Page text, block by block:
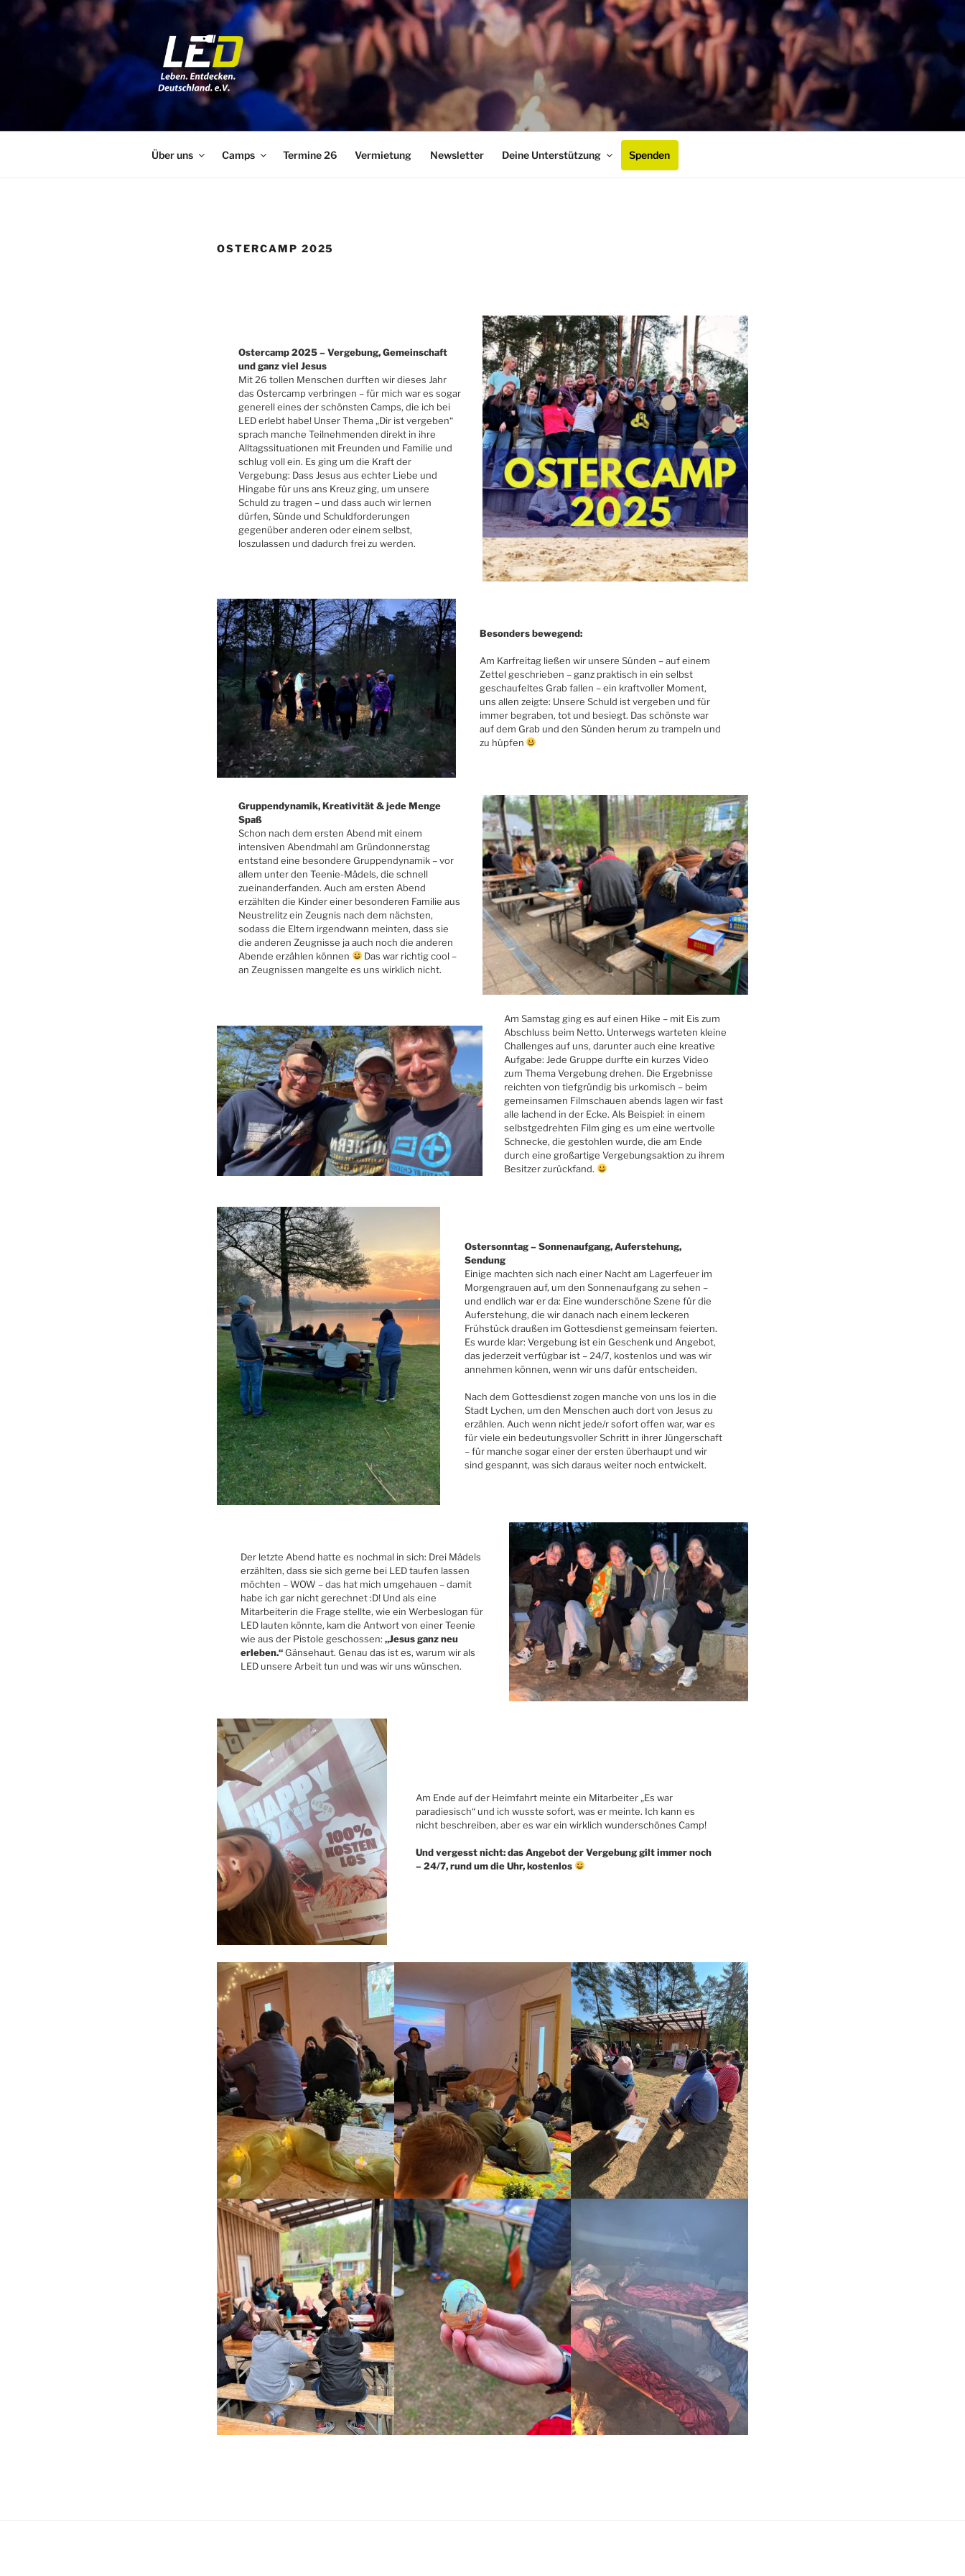
Inhalt
LED E.V.
LEBEN. ENTDECKEN. DEUTSCHLAND. e.V.
Über uns Camps Termine 26 Vermietung Newsletter Deine Unterstützung Spenden
OSTERCAMP 2025
Ostercamp 2025 – Vergebung, Gemeinschaft
und ganz viel Jesus
Mit 26 tollen Menschen durften wir dieses Jahr
das Ostercamp verbringen – für mich war es sogar
generell eines der schönsten Camps, die ich bei
LED erlebt habe! Unser Thema „Dir ist vergeben“
sprach manche Teilnehmenden direkt in ihre
Alltagssituationen mit Freunden und Familie und
schlug voll ein. Es ging um die Kraft der
Vergebung: Dass Jesus aus echter Liebe und
Hingabe für uns ans Kreuz ging, um unsere
Schuld zu tragen – und dass auch wir lernen
dürfen, Sünde und Schuldforderungen
gegenüber anderen oder einem selbst,
loszulassen und dadurch frei zu werden.
Besonders bewegend:
Am Karfreitag ließen wir unsere Sünden – auf einem
Zettel geschrieben – ganz praktisch in ein selbst
geschaufeltes Grab fallen – ein kraftvoller Moment,
uns allen zeigte: Unsere Schuld ist vergeben und für
immer begraben, tot und besiegt. Das schönste war
auf dem Grab und den Sünden herum zu trampeln und
zu hüpfen
Gruppendynamik, Kreativität & jede Menge
Spaß
Schon nach dem ersten Abend mit einem
intensiven Abendmahl am Gründonnerstag
entstand eine besondere Gruppendynamik – vor
allem unter den Teenie-Mädels, die schnell
zueinanderfanden. Auch am ersten Abend
erzählten die Kinder einer besonderen Familie aus
Neustrelitz ein Zeugnis nach dem nächsten,
sodass die Eltern irgendwann meinten, dass sie
die anderen Zeugnisse ja auch noch die anderen
Abende erzählen können
Das war richtig cool –
an Zeugnissen mangelte es uns wirklich nicht.
Am Samstag ging es auf einen Hike – mit Eis zum
Abschluss beim Netto. Unterwegs warteten kleine
Challenges auf uns, darunter auch eine kreative
Aufgabe: Jede Gruppe durfte ein kurzes Video
zum Thema Vergebung drehen. Die Ergebnisse
reichten von tiefgründig bis urkomisch – beim
gemeinsamen Filmschauen abends lagen wir fast
alle lachend in der Ecke. Als Beispiel: in einem
selbstgedrehten Film ging es um eine wertvolle
Schnecke, die gestohlen wurde, die am Ende
durch eine großartige Vergebungsaktion zu ihrem
Besitzer zurückfand.
Ostersonntag – Sonnenaufgang, Auferstehung,
Sendung
Einige machten sich nach einer Nacht am Lagerfeuer im
Morgengrauen auf, um den Sonnenaufgang zu sehen –
und endlich war er da: Eine wunderschöne Szene für die
Auferstehung, die wir danach nach einem leckeren
Frühstück draußen im Gottesdienst gemeinsam feierten.
Es wurde klar: Vergebung ist ein Geschenk und Angebot,
das jederzeit verfügbar ist – 24/7, kostenlos und was wir
annehmen können, wenn wir uns dafür entscheiden.
Nach dem Gottesdienst zogen manche von uns los in die
Stadt Lychen, um den Menschen auch dort von Jesus zu
erzählen. Auch wenn nicht jede/r sofort offen war, war es
für viele ein bedeutungsvoller Schritt in ihrer Jüngerschaft
– für manche sogar einer der ersten überhaupt und wir
sind gespannt, was sich daraus weiter noch entwickelt.
Der letzte Abend hatte es nochmal in sich: Drei Mädels
erzählten, dass sie sich gerne bei LED taufen lassen
möchten – WOW – das hat mich umgehauen – damit
habe ich gar nicht gerechnet :D! Und als eine
Mitarbeiterin die Frage stellte, wie ein Werbeslogan für
LED lauten könnte, kam die Antwort von einer Teenie
wie aus der Pistole geschossen: „Jesus ganz neu
erleben.“Gänsehaut. Genau das ist es, warum wir als
LED unsere Arbeit tun und was wir uns wünschen.
Am Ende auf der Heimfahrt meinte ein Mitarbeiter „Es war
paradiesisch“ und ich wusste sofort, was er meinte. Ich kann es
nicht beschreiben, aber es war ein wirklich wunderschönes Camp!
Und vergesst nicht: das Angebot der Vergebung gilt immer noch
– 24/7, rund um die Uhr, kostenlos